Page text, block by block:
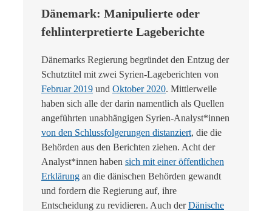
Dänemark: Manipulierte oder
fehlinterpretierte Lageberichte
Dänemarks Regierung begründet den Entzug der
Schutztitel mit zwei Syrien-Lageberichten von
Februar 2019 und Oktober 2020. Mittlerweile
haben sich alle der darin namentlich als Quellen
angeführten unabhängigen Syrien-Analyst*innen
von den Schlussfolgerungen distanziert, die die
Behörden aus den Berichten ziehen. Acht der
Analyst*innen haben sich mit einer öffentlichen
Erklärung an die dänischen Behörden gewandt
und fordern die Regierung auf, ihre
Entscheidung zu revidieren. Auch derDänische